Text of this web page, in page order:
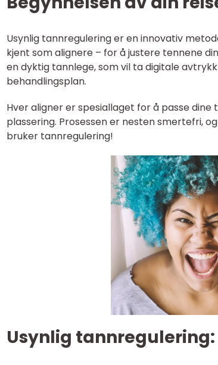
Usynlig tannregulering er en innovativ
kjent som alignere – for å justere tennene
en dyktig tannlege, som vil ta digitale
behandlingsplan.
Hver aligner er spesiallaget for å passe
plassering. Prosessen er nesten smertefri,
bruker tannregulering!
Usynlig